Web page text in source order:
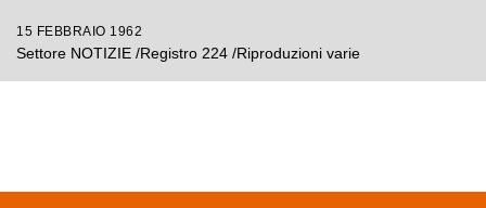
15 FEBBRAIO 1962
Settore NOTIZIE /Registro 224 /Riproduzioni varie